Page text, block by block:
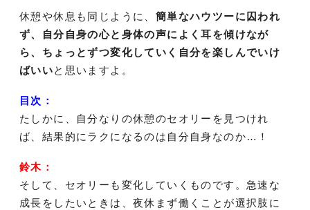
休憩や休息も同じように、 簡単なハウツーに囚われ
ず、自分自身の心と身体の声によく耳を傾けなが
ら、ちょっとずつ変化していく自分を楽しんでいけ
ばいいと思いますよ。
目次：
たしかに、自分なりの休憩のセオリーを見つけれ
ば、結果的にラクになるのは自分自身なのか…！
鈴木：
そして、セオリーも変化していくものです。急速な
成長をしたいときは、夜休まず働くことが選択肢に